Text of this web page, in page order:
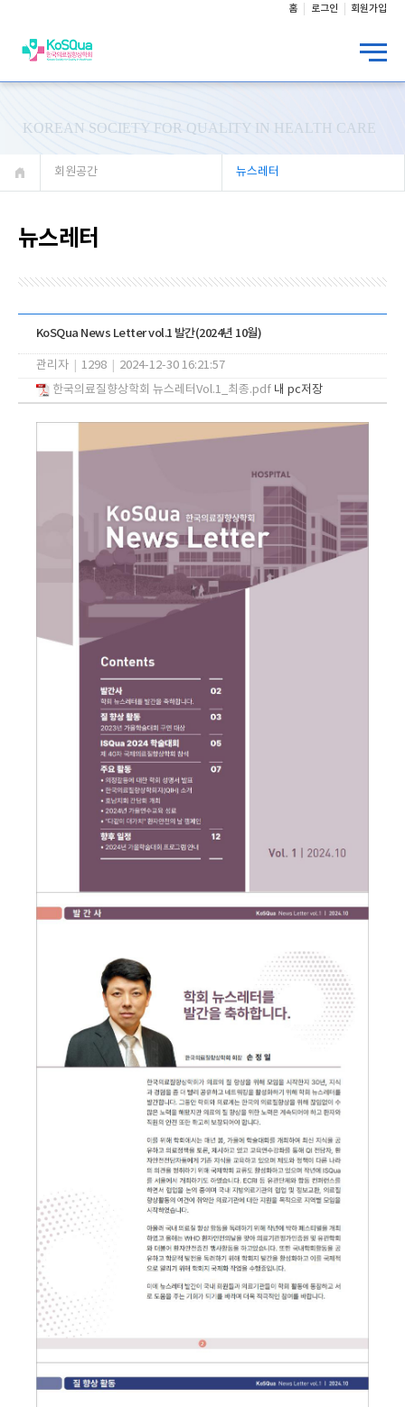
홈 로그인 회원가입
KOREAN SOCIETY FOR QUALITY IN HEALTH CARE
회원공간 뉴스레터
뉴스레터
KoSQua News Letter vol.1 발간(2024년 10월)
관리자 1298
2024-12-30 16:21:57
한국의료질향상학회 뉴스레터Vol.1_최종.pdf 내 pc저장